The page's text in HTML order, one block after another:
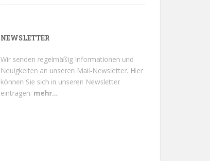
NEWSLETTER
Wir senden regelmäßig Informationen und
Neuigkeiten an unseren Mail-Newsletter. Hier
können Sie sich in unseren Newsletter
eintragen. mehr...